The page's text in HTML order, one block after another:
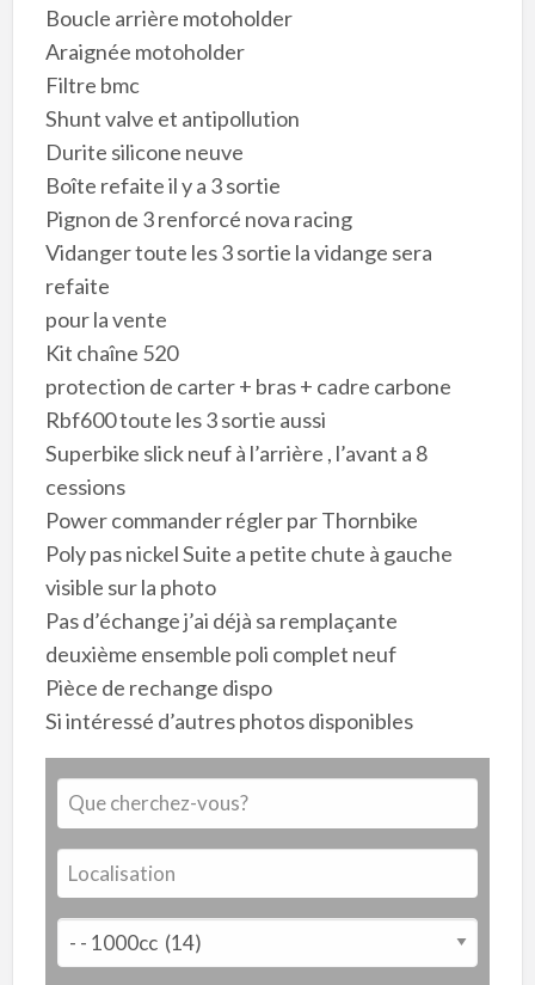
Boucle arrière motoholder
Araignée motoholder
Filtre bmc
Shunt valve et antipollution
Durite silicone neuve
Boîte refaite il y a 3 sortie
Pignon de 3 renforcé nova racing
Vidanger toute les 3 sortie la vidange sera
refaite
pour la vente
Kit chaîne 520
protection de carter + bras + cadre carbone
Rbf600 toute les 3 sortie aussi
Superbike slick neuf à l’arrière , l’avant a 8
cessions
Power commander régler par Thornbike
Poly pas nickel Suite a petite chute à gauche
visible sur la photo
Pas d’échange j’ai déjà sa remplaçante
deuxième ensemble poli complet neuf
Pièce de rechange dispo
Si intéressé d’autres photos disponibles